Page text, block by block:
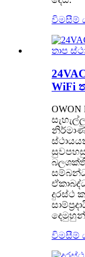
විමසීම්
WiFi
බලශක්ති
දුරස්ථ
දෙමුහුන්
විමසීම්